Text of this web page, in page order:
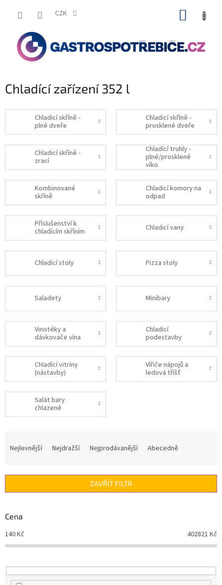
CZK
Chladící zařízení 352 l
Chladicí skříně -
plné dveře
Chladicí skříně -
prosklené dveře
Chladicí skříně -
zrací
Chladící truhly -
plné/prosklené
víko
Kombinované
skříně
Chladicí komory na
odpad
Příslušenství k
chladícím skříním
Chladicí vany
Chladicí stoly Pizza stoly
Saladety Minibary
Vinotéky a
dávkovače vína
Chladicí
podestavby
Chladící vitríny
(nástavby)
Vířiče nápojů a
ledová tříšť
Salát bary
chlazené
í
r
o
d
u
t
ů
Nejlevnější Nejdražší Nejprodávanější Abecedně
ZAVŘÍT FILTR
Cena
140Kč 402821 Kč